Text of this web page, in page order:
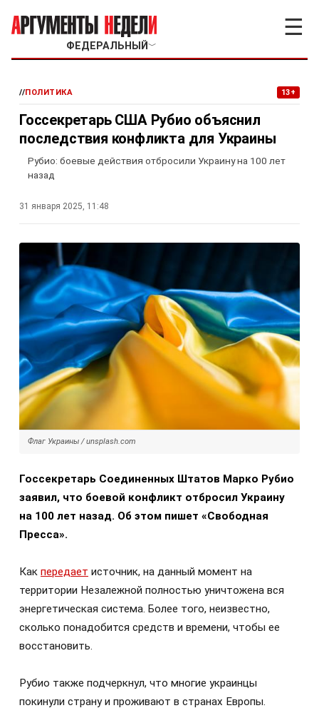
ФЕДЕРАЛЬНЫЙ ﹀
☰
//ПОЛИТИКА 13+
Госсекретарь США Рубио объяснил
последствия конфликта для Украины
Рубио: боевые действия отбросили Украину на 100 лет
назад
31 января 2025, 11:48
Флаг Украины / unsplash.com
Госсекретарь Соединенных Штатов Марко Рубио
заявил, что боевой конфликт отбросил Украину
на 100 лет назад. Об этом пишет «Свободная
Пресса».
Как передает источник, на данный момент на
территории Незалежной полностью уничтожена вся
энергетическая система. Более того, неизвестно,
сколько понадобится средств и времени, чтобы ее
восстановить.
Рубио также подчеркнул, что многие украинцы
покинули страну и проживают в странах Европы.